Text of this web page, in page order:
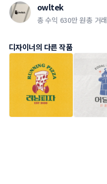
owltek
총 수익 630만 원총 거래
디자이너의 다른 작품